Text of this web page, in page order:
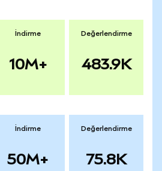
İndirme
10M+
Değerlendirme
483.9K
İndirme
50M+
Değerlendirme
75.8K